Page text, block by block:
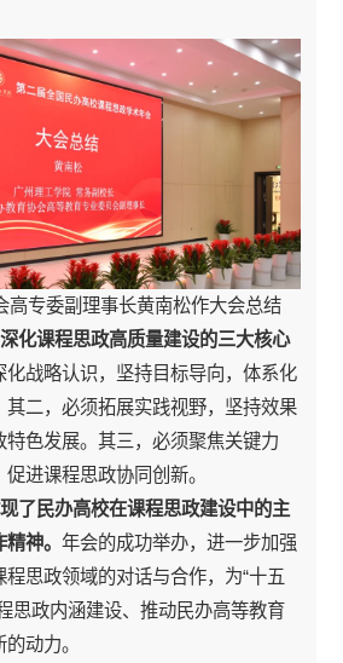
高专委副理事长黄南松作大会总结
课程思政高质量建设的三大核心
化战略认识，坚持目标导向，体系化
其二，必须拓展实践视野，坚持效果
特色发展。其三，必须聚焦关键力
进课程思政协同创新。
民办高校在课程思政建设中的主
精神。年会的成功举办，进一步加强
思政领域的对话与合作，为“十五
思政内涵建设、推动民办高等教育
动力。